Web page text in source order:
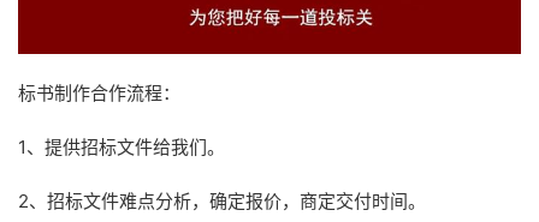
标书制作合作流程：
1、提供招标文件给我们。
2、招标文件难点分析，确定报价，商定交付时间。